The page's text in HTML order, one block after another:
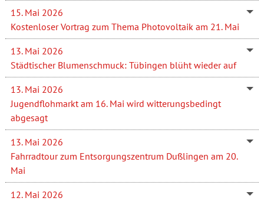
15. Mai 2026
Kostenloser Vortrag zum Thema Photovoltaik am 21. Mai
13. Mai 2026
Städtischer Blumenschmuck: Tübingen blüht wieder auf
13. Mai 2026
Jugendflohmarkt am 16. Mai wird witterungsbedingt
abgesagt
13. Mai 2026
Fahrradtour zum Entsorgungszentrum Dußlingen am 20.
Mai
12. Mai 2026